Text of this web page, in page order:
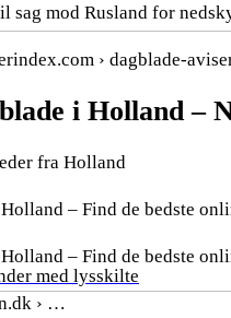
med lysskilte
sag mod Rusland for
› dagblade-
i Holland –
fra Holland
– Find de bedste
– Find de bedste
› …